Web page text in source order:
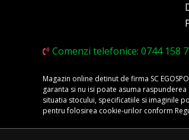
Comenzi telefonice: 0744 158
Magazin online detinut de firma SC
garanta si nu isi poate asuma
situatia stocului, specificatiile si imaginile
pentru folosirea cookie-urilor conform